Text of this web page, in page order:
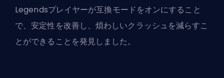
Legendsプレイヤーが互換モードをオンにすること
で、安定性を改善し、煩わしいクラッシュを減らすこ
とができることを発見しました。